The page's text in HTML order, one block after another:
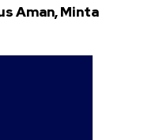
Aman, Minta